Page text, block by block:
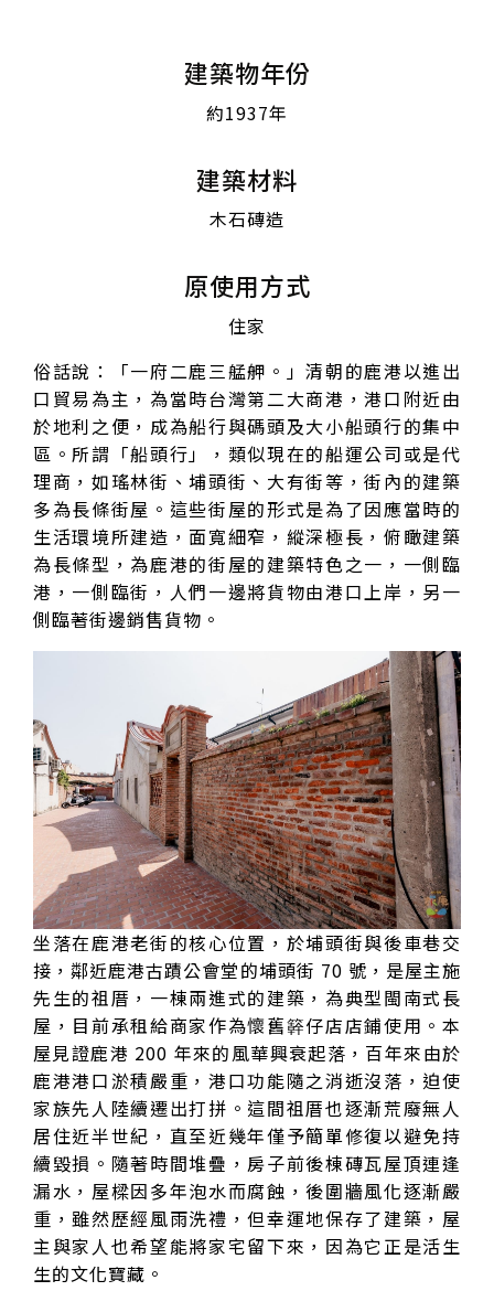
建築物年份
約1937年
建築材料
木石磚造
原使用方式
住家
俗話說：「一府二鹿三艋舺。」清朝的鹿港以進出
口貿易為主，為當時台灣第二大商港，港口附近由
於地利之便，成為船行與碼頭及大小船頭行的集中
區。所謂「船頭行」，類似現在的船運公司或是代
理商，如瑤林街、埔頭街、大有街等，街內的建築
多為長條街屋。這些街屋的形式是為了因應當時的
生活環境所建造，面寬細窄，縱深極長，俯瞰建築
為長條型，為鹿港的街屋的建築特色之一，一側臨
港，一側臨街，人們一邊將貨物由港口上岸，另一
側臨著街邊銷售貨物。
坐落在鹿港老街的核心位置，於埔頭街與後車巷交
接，鄰近鹿港古蹟公會堂的埔頭街 70 號，是屋主施
先生的祖厝，一棟兩進式的建築，為典型閩南式長
屋，目前承租給商家作為懷舊簳仔店店鋪使用。本
屋見證鹿港 200 年來的風華興衰起落，百年來由於
鹿港港口淤積嚴重，港口功能隨之消逝沒落，迫使
家族先人陸續遷出打拼。這間祖厝也逐漸荒廢無人
居住近半世紀，直至近幾年僅予簡單修復以避免持
續毀損。隨著時間堆疊，房子前後棟磚瓦屋頂連逢
漏水，屋樑因多年泡水而腐蝕，後圍牆風化逐漸嚴
重，雖然歷經風雨洗禮，但幸運地保存了建築，屋
主與家人也希望能將家宅留下來，因為它正是活生
生的文化寶藏。